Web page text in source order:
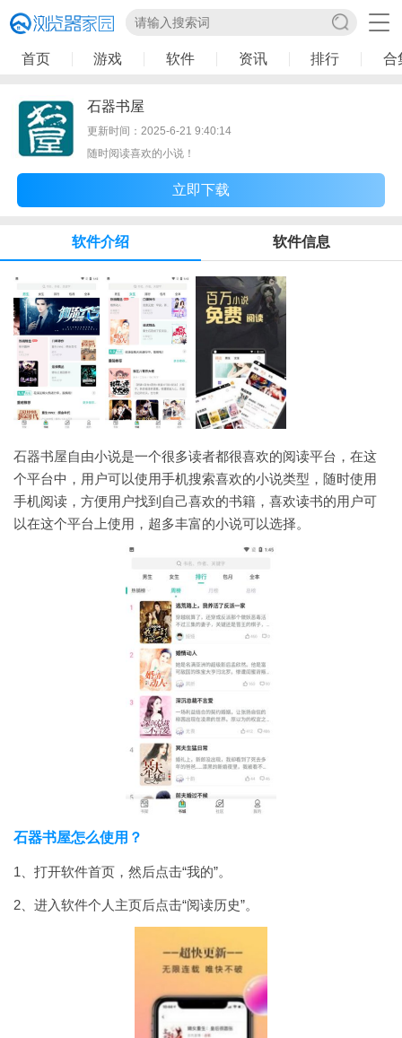
首页 游戏 软件 资讯 排行 合
石器书屋
更新时间：2025-6-21 9:40:14
随时阅读喜欢的小说！
立即下载
软件介绍 软件信息
石器书屋自由小说是一个很多读者都很喜欢的阅读平台，在这
个平台中，用户可以使用手机搜索喜欢的小说类型，随时使用
手机阅读，方便用户找到自己喜欢的书籍，喜欢读书的用户可
以在这个平台上使用，超多丰富的小说可以选择。
石器书屋怎么使用？
1、打开软件首页，然后点击“我的”。
2、进入软件个人主页后点击“阅读历史”。